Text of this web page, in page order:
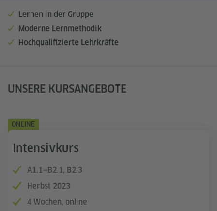
Lernen in der Gruppe
Moderne Lernmethodik
Hochqualifizierte Lehrkräfte
UNSERE KURSANGEBOTE
ONLINE
Intensivkurs
A1.1—B2.1, B2.3
Herbst 2023
4 Wochen, online